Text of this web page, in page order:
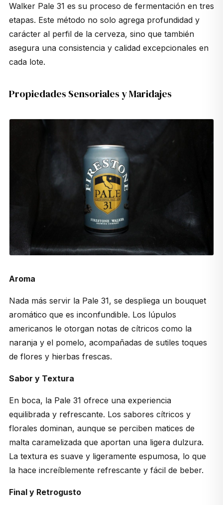
Walker Pale 31 es su proceso de fermentación en tres
etapas. Este método no solo agrega profundidad y
carácter al perfil de la cerveza, sino que también
asegura una consistencia y calidad excepcionales en
cada lote.
Propiedades Sensoriales y Maridajes
Aroma
Nada más servir la Pale 31, se despliega un bouquet
aromático que es inconfundible. Los lúpulos
americanos le otorgan notas de cítricos como la
naranja y el pomelo, acompañadas de sutiles toques
de flores y hierbas frescas.
Sabor y Textura
En boca, la Pale 31 ofrece una experiencia
equilibrada y refrescante. Los sabores cítricos y
florales dominan, aunque se perciben matices de
malta caramelizada que aportan una ligera dulzura.
La textura es suave y ligeramente espumosa, lo que
la hace increíblemente refrescante y fácil de beber.
Final y Retrogusto